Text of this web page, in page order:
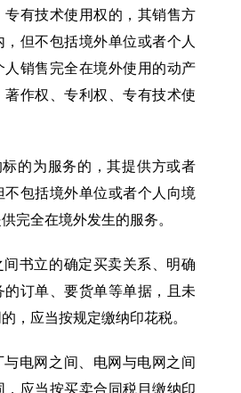
专有技术使用权的，其销售方
但不包括境外单位或者个人
人销售完全在境外使用的动产
作权、专利权、专有技术使
的为服务的，其提供方或者
包括境外单位或者个人向境
完全在境外发生的服务。
间书立的确定买卖关系、明确
订单、要货单等单据，且未
，应当按规定缴纳印花税。
与电网之间、电网与电网之间
应当按买卖合同税目缴纳印